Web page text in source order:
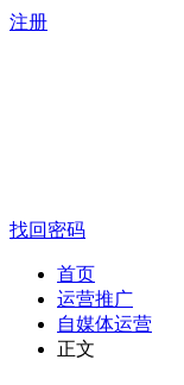
注册
找回密码
首页
运营推广
自媒体运营
正文